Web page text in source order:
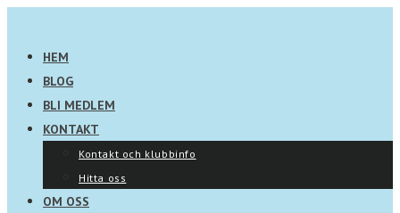
innehållet
HEM
BLOG
BLI MEDLEM
KONTAKT
Kontakt och klubbinfo
Hitta oss
OM OSS